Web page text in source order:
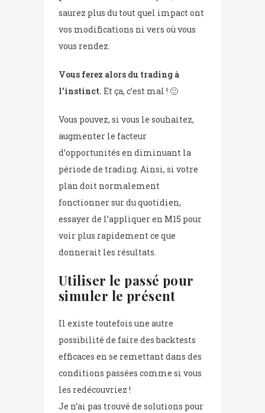
saurez plus du tout quel impact ont
vos modifications ni vers où vous
vous rendez.
Vous ferez alors du trading à
l’instinct. Et ça, c’est mal ! 🙂
Vous pouvez, si vous le souhaitez,
augmenter le facteur
d’opportunités en diminuant la
période de trading. Ainsi, si votre
plan doit normalement
fonctionner sur du quotidien,
essayer de l’appliquer en M15 pour
voir plus rapidement ce que
donnerait les résultats.
Utiliser le passé pour
simuler le présent
Il existe toutefois une autre
possibilité de faire des backtests
efficaces en se remettant dans des
conditions passées comme si vous
les redécouvriez !
Je n’ai pas trouvé de solutions pour